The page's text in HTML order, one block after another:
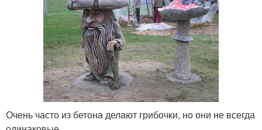
Очень часто из бетона делают грибочки, но они не всегда